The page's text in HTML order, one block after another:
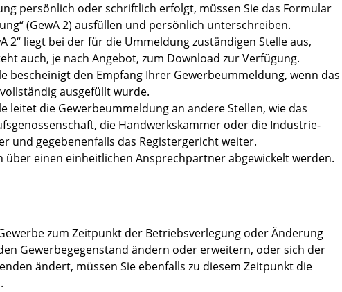
persönlich oder schriftlich erfolgt, müssen Sie das Formular
(GewA 2) ausfüllen und persönlich unterschreiben.
2“ liegt bei der für die Ummeldung zuständigen Stelle aus,
auch, je nach Angebot, zum Download zur Verfügung.
bescheinigt den Empfang Ihrer Gewerbeummeldung, wenn das
ausgefüllt wurde.
leitet die Gewerbeummeldung an andere Stellen, wie das
die Handwerkskammer oder die Industrie-
und gegebenenfalls das Registergericht weiter.
über einen einheitlichen Ansprechpartner abgewickelt werden.
zum Zeitpunkt der Betriebsverlegung oder Änderung
Gewerbegegenstand ändern oder erweitern, oder sich der
ändert, müssen Sie ebenfalls zu diesem Zeitpunkt die